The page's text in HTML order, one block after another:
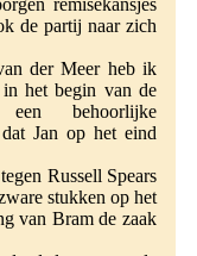
remisekansjes
de partij naar zich
der Meer heb ik
het begin van de
behoorlijke
Jan op het eind
Russell Spears
stukken op het
van Bram de zaak